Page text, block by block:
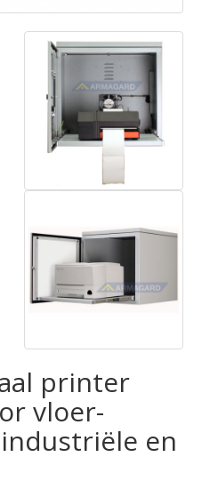
printer
vloer-
en